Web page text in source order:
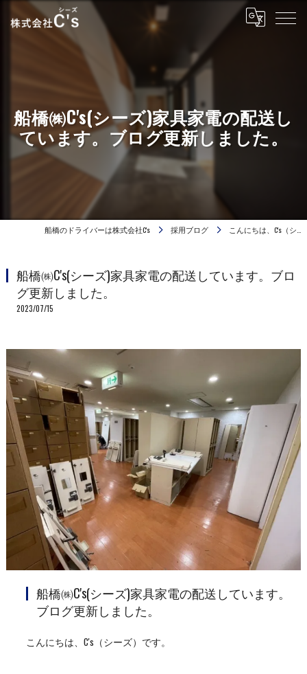
船橋㈱C's(シーズ)家具家電の配送し
ています。ブログ更新しました。
船橋のドライバーは株式会社C's 採用ブログ こんにちは、C's（シ…
船橋㈱C's(シーズ)家具家電の配送しています。ブロ
グ更新しました。
2023/07/15
船橋㈱C's(シーズ)家具家電の配送しています。
ブログ更新しました。
こんにちは、C's（シーズ）です。